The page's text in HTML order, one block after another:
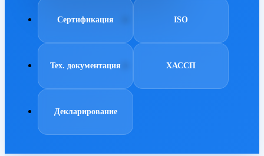
Сертификация ISO
Тех. документация ХАССП
Декларирование